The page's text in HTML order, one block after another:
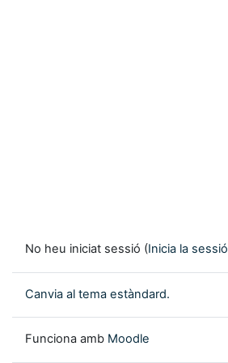
No heu iniciat sessió (Inicia la sessió
Canvia al tema estàndard.
Funciona amb Moodle